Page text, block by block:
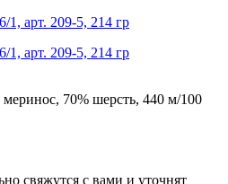
70% шерсть, 440 м/100
свяжутся с вами и уточнят